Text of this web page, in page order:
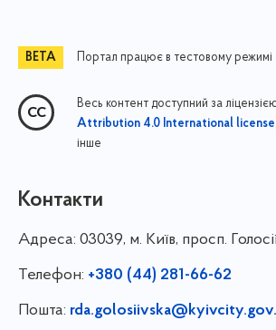
Портал працює в тестовому режимі
Весь контент доступний за
Attribution 4.0 International license
інше
Контакти
Адреса: 03039, м. Київ, просп.
Телефон: +380 (44) 281-66-62
Пошта: